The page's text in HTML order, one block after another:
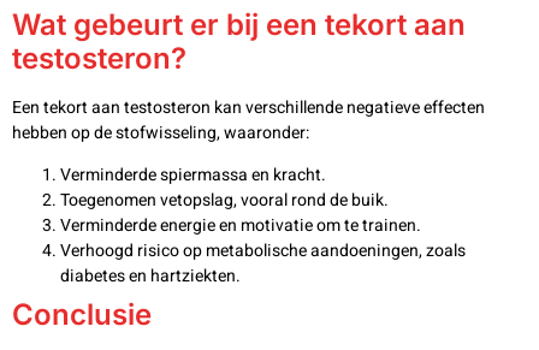
Wat gebeurt er bij een tekort aan
testosteron?
Een tekort aan testosteron kan verschillende negatieve effecten
hebben op de stofwisseling, waaronder:
Verminderde spiermassa en kracht.
Toegenomen vetopslag, vooral rond de buik.
Verminderde energie en motivatie om te trainen.
Verhoogd risico op metabolische aandoeningen, zoals
diabetes en hartziekten.
Conclusie